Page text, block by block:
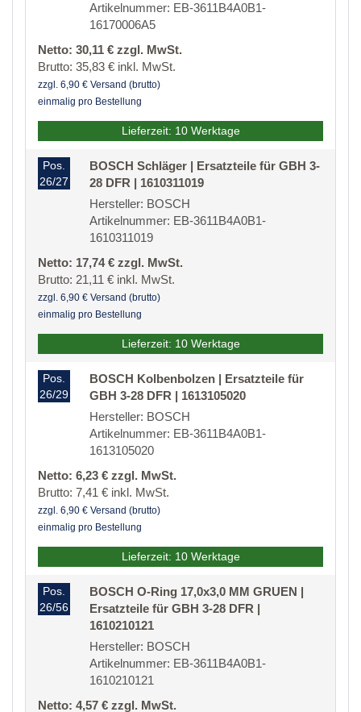
Artikelnummer: EB-3611B4A0B1-
16170006A5
Netto: 30,11 € zzgl. MwSt.
Brutto: 35,83 € inkl. MwSt.
zzgl. 6,90 € Versand (brutto)
einmalig pro Bestellung
Lieferzeit: 10 Werktage
Pos.
26/27
BOSCH Schläger | Ersatzteile für GBH 3-
28 DFR | 1610311019
Hersteller: BOSCH
Artikelnummer: EB-3611B4A0B1-
1610311019
Netto: 17,74 € zzgl. MwSt.
Brutto: 21,11 € inkl. MwSt.
zzgl. 6,90 € Versand (brutto)
einmalig pro Bestellung
Lieferzeit: 10 Werktage
Pos.
26/29
BOSCH Kolbenbolzen | Ersatzteile für
GBH 3-28 DFR | 1613105020
Hersteller: BOSCH
Artikelnummer: EB-3611B4A0B1-
1613105020
Netto: 6,23 € zzgl. MwSt.
Brutto: 7,41 € inkl. MwSt.
zzgl. 6,90 € Versand (brutto)
einmalig pro Bestellung
Lieferzeit: 10 Werktage
Pos.
26/56
BOSCH O-Ring 17,0x3,0 MM GRUEN |
Ersatzteile für GBH 3-28 DFR |
1610210121
Hersteller: BOSCH
Artikelnummer: EB-3611B4A0B1-
1610210121
Netto: 4,57 € zzgl. MwSt.